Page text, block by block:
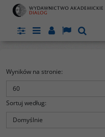
PanelMenuPanelLangSzukaj
Wyników na stronie:
Sortuj według: